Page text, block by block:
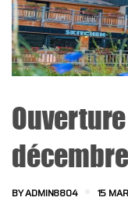
Ouverture
BYADMIN8804 15